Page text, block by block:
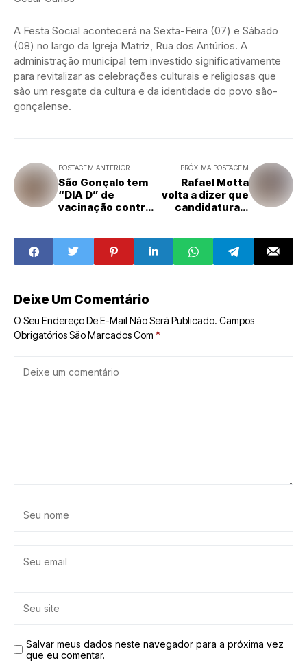
A Festa Social acontecerá na Sexta-Feira (07) e Sábado
(08) no largo da Igreja Matriz, Rua dos Antúrios. A
administração municipal tem investido significativamente
para revitalizar as celebrações culturais e religiosas que
são um resgate da cultura e da identidade do povo são-
gonçalense.
POSTAGEM ANTERIOR
São Gonçalo tem
“DIA D” de
vacinação contra
PRÓXIMA POSTAGEM
Rafael Motta
volta a dizer que
candidatura é
Coragem a gente
tem’
Deixe Um Comentário
O Seu Endereço De E-Mail Não Será Publicado. Campos
Obrigatórios São Marcados Com *
Salvar meus dados neste navegador para a próxima vez
que eu comentar.